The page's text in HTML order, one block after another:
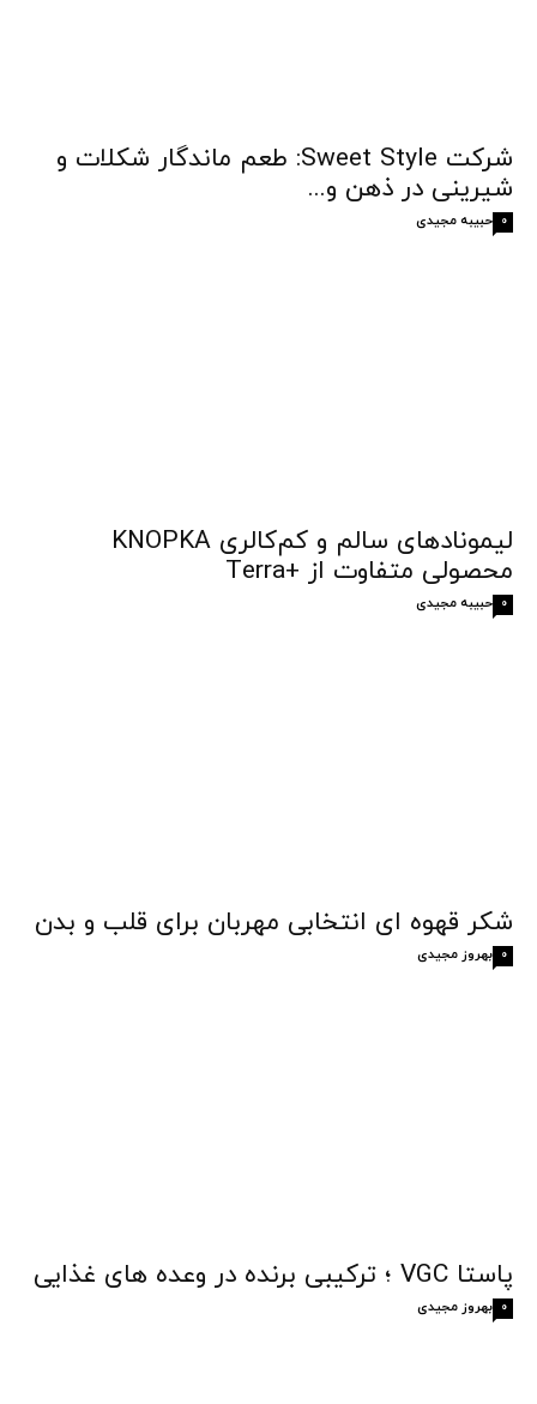
شرکت Sweet Style: طعم ماندگار شکلات و
شیرینی در ذهن و...
حبیبه مجیدی 0
لیمونادهای سالم و کم‌کالری KNOPKA
محصولی متفاوت از +Terra
حبیبه مجیدی 0
شکر قهوه‌ ای انتخابی مهربان برای قلب و بدن
بهروز مجیدی 0
پاستا VGC ؛ ترکیبی برنده در وعده های غذایی
بهروز مجیدی 0